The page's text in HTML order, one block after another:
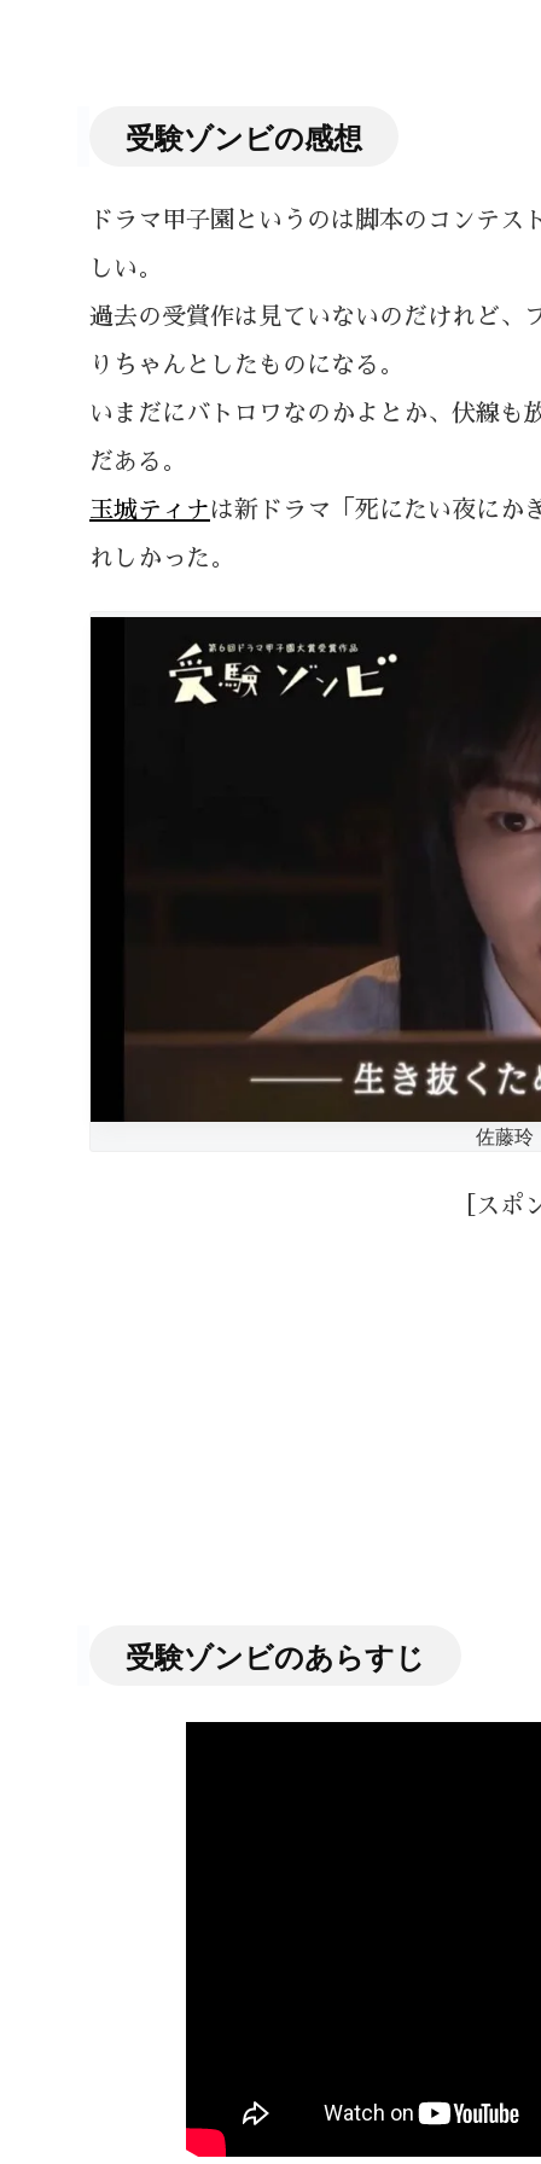
受験ゾンビの感想
ドラマ甲子園というのは脚本のコンテス
しい。
過去の受賞作は見ていないのだけれど、
りちゃんとしたものになる。
いまだにバトロワなのかよとか、伏線も
だある。
玉城ティナ は新ドラマ「死にたい夜にか
れしかった。
佐藤玲
［スポ
受験ゾンビのあらすじ